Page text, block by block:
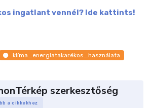
ingatlant vennél? Ide kattints!
klíma_energiatakarékos_használata
szerkesztőség
a cikkekhez